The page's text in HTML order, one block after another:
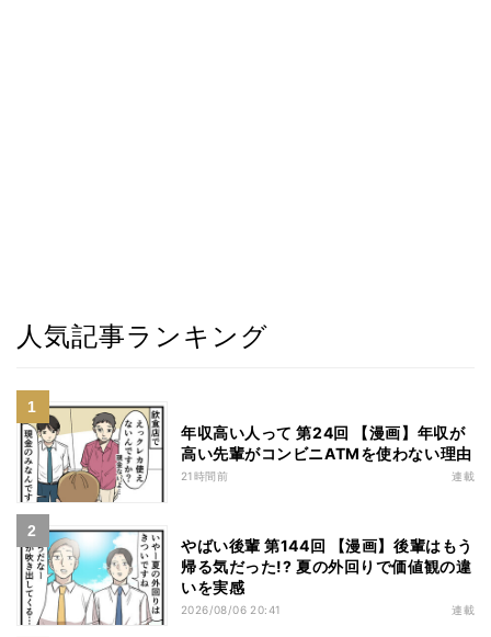
人気記事ランキング
年収高い人って 第24回 【漫画】年収が
高い先輩がコンビニATMを使わない理由
21時間前 連載
やばい後輩 第144回 【漫画】後輩はもう
帰る気だった!? 夏の外回りで価値観の違
いを実感
2026/08/06 20:41 連載